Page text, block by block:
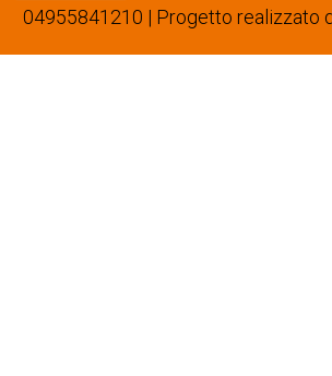
04955841210 | Progetto realizzato